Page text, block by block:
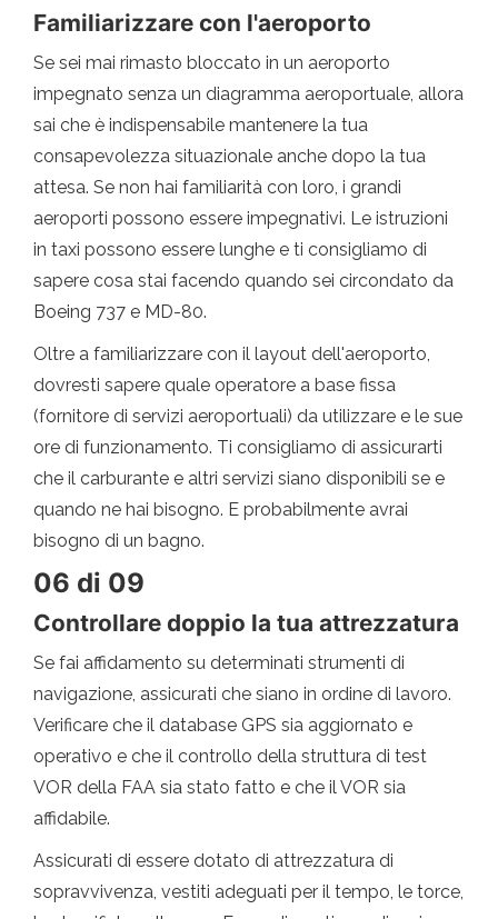
Familiarizzare con l'aeroporto
Se sei mai rimasto bloccato in un aeroporto
impegnato senza un diagramma aeroportuale, allora
sai che è indispensabile mantenere la tua
consapevolezza situazionale anche dopo la tua
attesa. Se non hai familiarità con loro, i grandi
aeroporti possono essere impegnativi. Le istruzioni
in taxi possono essere lunghe e ti consigliamo di
sapere cosa stai facendo quando sei circondato da
Boeing 737 e MD-80.
Oltre a familiarizzare con il layout dell'aeroporto,
dovresti sapere quale operatore a base fissa
(fornitore di servizi aeroportuali) da utilizzare e le sue
ore di funzionamento. Ti consigliamo di assicurarti
che il carburante e altri servizi siano disponibili se e
quando ne hai bisogno. E probabilmente avrai
bisogno di un bagno.
06 di 09
Controllare doppio la tua attrezzatura
Se fai affidamento su determinati strumenti di
navigazione, assicurati che siano in ordine di lavoro.
Verificare che il database GPS sia aggiornato e
operativo e che il controllo della struttura di test
VOR della FAA sia stato fatto e che il VOR sia
affidabile.
Assicurati di essere dotato di attrezzatura di
sopravvivenza, vestiti adeguati per il tempo, le torce,